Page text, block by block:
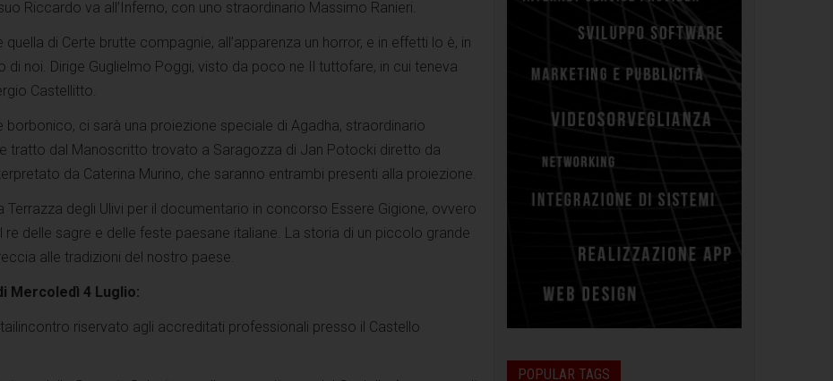
Riccardo va all’Inferno, con uno straordinario Massimo Ranieri.
quella di Certe brutte compagnie, all’apparenza un horror, e in effetti lo è, in
di noi. Dirige Guglielmo Poggi, visto da poco ne Il tuttofare, in cui teneva
Castellitto.
borbonico, ci sarà una proiezione speciale di Agadha, straordinario
tratto dal Manoscritto trovato a Saragozza di Jan Potocki diretto da
da Caterina Murino, che saranno entrambi presenti alla proiezione.
Terrazza degli Ulivi per il documentario in concorso Essere Gigione, ovvero
re delle sagre e delle feste paesane italiane. La storia di un piccolo grande
alle tradizioni del nostro paese.
Mercoledì 4 Luglio:
riservato agli accreditati professionali presso il Castello
POPULAR TAGS